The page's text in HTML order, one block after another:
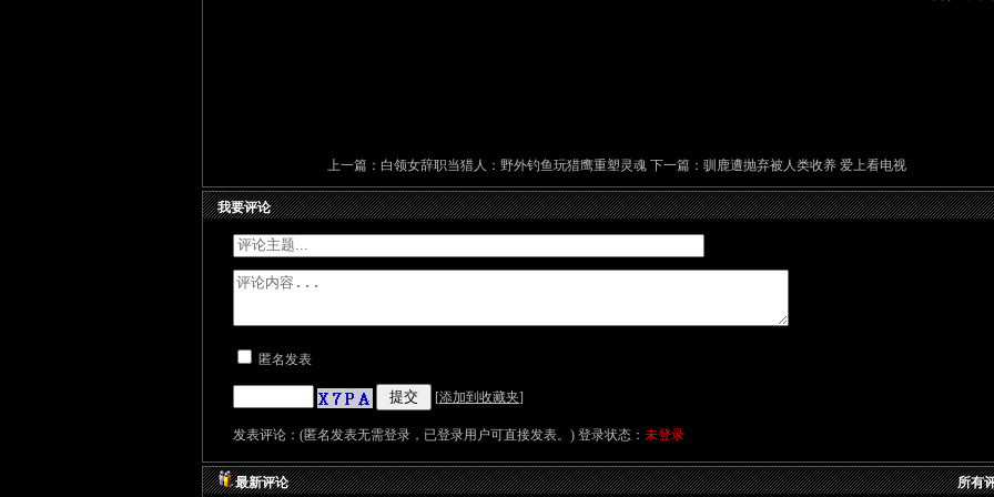
上一篇： 白领女辞职当猎人：野外钓鱼玩猎鹰重塑灵魂下一篇： 驯鹿遭抛弃被人类收养 爱上看电视
我要评论
匿名发表
[添加到收藏夹]
发表评论：(匿名发表无需登录，已登录用户可直接发表。) 登录状态： 未登录
最新评论 所有